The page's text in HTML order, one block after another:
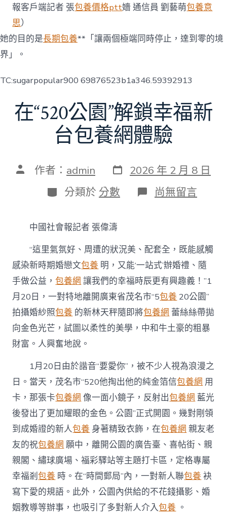
報客戶端記者 張包養價格ptt嬙 通信員 劉藝萌包養意
思）
她的目的是長期包養**「讓兩個極端同時停止，達到零的境
界」。
TC:sugarpopular900 69876523b1a346.59392913
在“520公園”解鎖幸福新
台包養網體驗
文 作者： admin 發
表
日
期
2026 年 2 月 8 日
分
類
分類於 分數 在
〈在
解
鎖
幸
福
新
台
包
養
網
體
尚無留言
中國社會報記者 張偉濤
“這里氣氛好、周遭的狀況美、配套全，既能感觸
感染新時期婚戀文包養 明，又能‘一站式’辦婚禮、隨
手做公益，包養網 讓我們的幸福時辰更有興趣義！”1
月20日，一對特地離開廣東省茂名市“5包養 20公園”
拍攝婚紗照包養 的新林天秤隨即將包養網 蕾絲絲帶拋
向金色光芒，試圖以柔性的美學，中和牛土豪的粗暴
財富。人興奮地說。
1月20日由於諧音“要愛你”，被不少人視為浪漫之
日。當天，茂名市“520他掏出他的純金箔信包養網 用
卡，那張卡包養網 像一面小鏡子，反射出包養網 藍光
後發出了更加耀眼的金色。公園”正式開園。幾對剛領
到成婚證的新人包養 身著精致衣飾，在包養網 親友老
友的祝包養網 願中，離開公園的廣告臺、喜帖街、親
親閣、繡球廣場、福彩驛站等主題打卡區，定格專屬
幸福剎包養 時。在“時間郵局”內，一對新人聯包養 袂
寫下愛的規語。此外，公園內供給的不花錢攝影、婚
姻教導等辦事，也吸引了多對新人介入包養 。